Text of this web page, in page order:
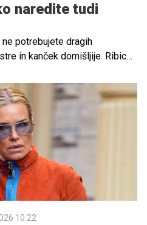
naredite tudi
potrebujete dragih
in kanček domišljije. Ribice
ali muca in kako ponosen je
nadene in jo "oživi".
škarje, lepilo in barvni
masko, ki bo čudovita,
in dostopna.
10.22